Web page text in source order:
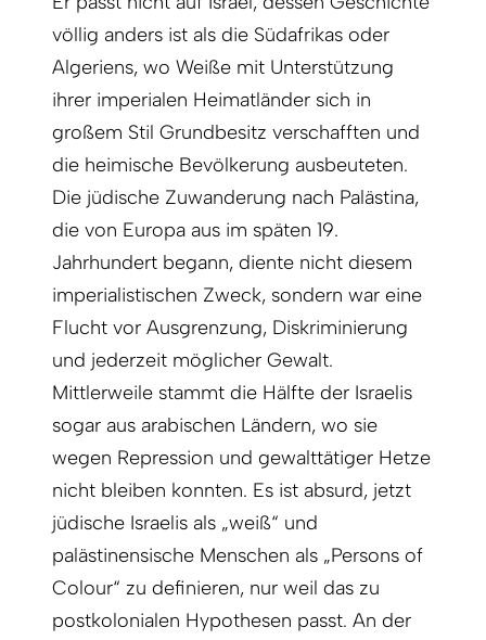
völlig anders ist als die Südafrikas oder
Algeriens, wo Weiße mit Unterstützung
ihrer imperialen Heimatländer sich in
großem Stil Grundbesitz verschafften und
die heimische Bevölkerung ausbeuteten.
Die jüdische Zuwanderung nach Palästina,
die von Europa aus im späten 19.
Jahrhundert begann, diente nicht diesem
imperialistischen Zweck, sondern war eine
Flucht vor Ausgrenzung, Diskriminierung
und jederzeit möglicher Gewalt.
Mittlerweile stammt die Hälfte der Israelis
sogar aus arabischen Ländern, wo sie
wegen Repression und gewalttätiger Hetze
nicht bleiben konnten. Es ist absurd, jetzt
jüdische Israelis als „weiß“ und
palästinensische Menschen als „Persons of
Colour“ zu definieren, nur weil das zu
postkolonialen Hypothesen passt. An der